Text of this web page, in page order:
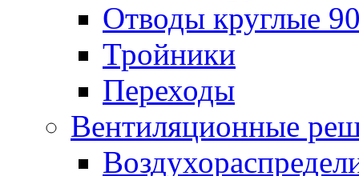
Отводы круглые
Тройники
Переходы
Вентиляционные